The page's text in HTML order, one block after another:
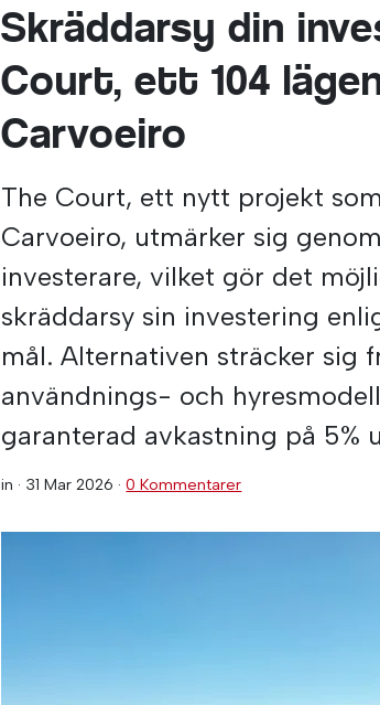
Skräddarsy din
Court, ett 104
Carvoeiro
The Court, ett nytt projekt
Carvoeiro, utmärker sig
investerare, vilket gör det
skräddarsy sin investering
mål. Alternativen sträcker sig
användnings- och
garanterad avkastning på 5%
in · 31 Mar 2026 ·0 Kommentarer